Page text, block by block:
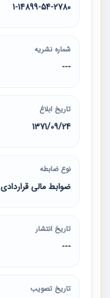
1-14899-54-2780
شماره نشریه
---
تاریخ ابلاغ
1371/09/24
نوع ضابطه
ضوابط مالی قراردادی
تاریخ انتشار
---
تاریخ تصویب